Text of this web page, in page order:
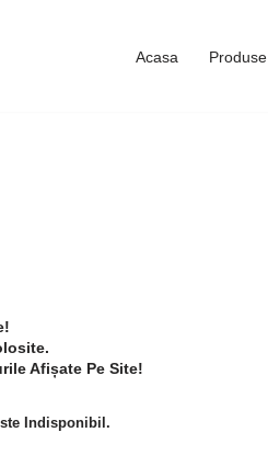
Acasa Produse
Afișate Pe Site!
Indisponibil.